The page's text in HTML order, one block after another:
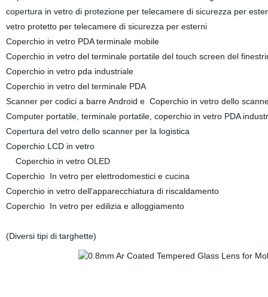
copertura in vetro di protezione per telecamere di sicurezza per
vetro protetto per telecamere di sicurezza per esterni
Coperchio in vetro PDA terminale mobile
Coperchio in vetro del terminale portatile del touch screen del
Coperchio in vetro pda industriale
Coperchio in vetro del terminale PDA
Scanner per codici a barre Android e Coperchio in vetro dello
Computer portatile, terminale portatile, coperchio in vetro PDA
Copertura del vetro dello scanner per la logistica
Coperchio LCD in vetro
Coperchio in vetro OLED
Coperchio In vetro per elettrodomestici e cucina
Coperchio in vetro dell'apparecchiatura di riscaldamento
Coperchio In vetro per edilizia e alloggiamento
(Diversi tipi di targhette)